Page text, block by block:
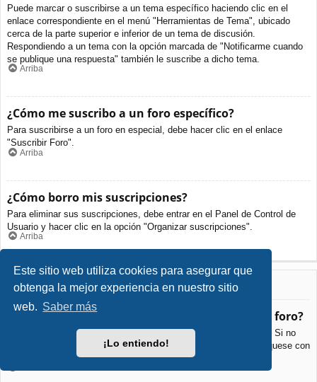
Este sitio web utiliza cookies para asegurar que
obtenga la mejor experiencia en nuestro sitio
web. Saber más
¡Lo entiendo!
Puede marcar o suscribirse a un tema específico haciendo clic en el
enlace correspondiente en el menú "Herramientas de Tema", ubicado
cerca de la parte superior e inferior de un tema de discusión.
Respondiendo a un tema con la opción marcada de "Notificarme cuando
se publique una respuesta" también le suscribe a dicho tema.
Arriba
¿Cómo me suscribo a un foro específico?
Para suscribirse a un foro en especial, debe hacer clic en el enlace
"Suscribir Foro".
Arriba
¿Cómo borro mis suscripciones?
Para eliminar sus suscripciones, debe entrar en el Panel de Control de
Usuario y hacer clic en la opción "Organizar suscripciones".
Arriba
Archivos Adjuntos
¿Qué archivos adjuntos son permitidos en este foro?
Cada foro puede permitir o no ciertos tipos de archivos adjuntos. Si no
está seguro de que tipos de archivos se pueden cargar, comuníquese con
La Administración para obtener más información.